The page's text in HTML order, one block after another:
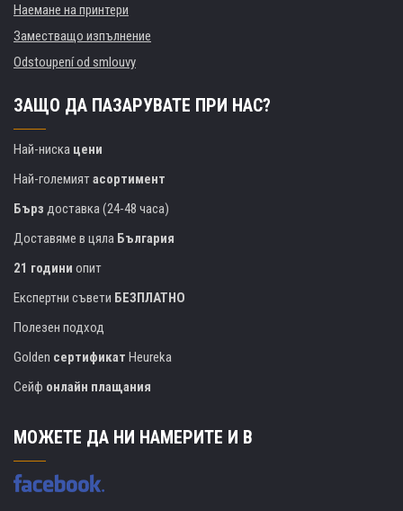
Наемане на принтери
Заместващо изпълнение
Odstoupení od smlouvy
ЗАЩО ДА ПАЗАРУВАТЕ ПРИ НАС?
Най-ниска цени
Най-големиятасортимент
Бърз доставка (24-48 часа)
Доставяме в цяла България
21 години опит
Експертни съвети БЕЗПЛАТНО
Полезен подход
Golden сертификат Heureka
Сейф онлайн плащания
МОЖЕТЕ ДА НИ НАМЕРИТЕ И В